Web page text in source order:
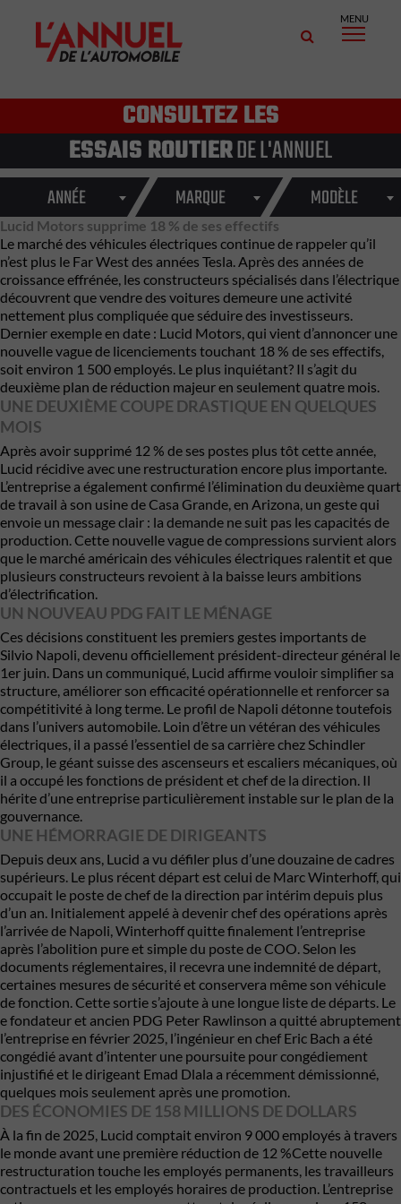
MENU
CONSULTEZ LES
ESSAIS ROUTIERDE L'ANNUEL
ANNÉE MARQUE MODÈLE
Lucid Motors supprime 18 % de ses effectifs
Le marché des véhicules électriques continue de rappeler qu’il
n’est plus le Far West des années Tesla. Après des années de
croissance effrénée, les constructeurs spécialisés dans l’électrique
découvrent que vendre des voitures demeure une activité
nettement plus compliquée que séduire des investisseurs.
Dernier exemple en date : Lucid Motors, qui vient d’annoncer une
nouvelle vague de licenciements touchant 18 % de ses effectifs,
soit environ 1 500 employés. Le plus inquiétant? Il s’agit du
deuxième plan de réduction majeur en seulement quatre mois.
UNE DEUXIÈME COUPE DRASTIQUE EN QUELQUES
MOIS
Après avoir supprimé 12 % de ses postes plus tôt cette année,
Lucid récidive avec une restructuration encore plus importante.
L’entreprise a également confirmé l’élimination du deuxième quart
de travail à son usine de Casa Grande, en Arizona, un geste qui
envoie un message clair : la demande ne suit pas les capacités de
production. Cette nouvelle vague de compressions survient alors
que le marché américain des véhicules électriques ralentit et que
plusieurs constructeurs revoient à la baisse leurs ambitions
d’électrification.
UN NOUVEAU PDG FAIT LE MÉNAGE
Ces décisions constituent les premiers gestes importants de
Silvio Napoli, devenu officiellement président-directeur général le
1er juin. Dans un communiqué, Lucid affirme vouloir simplifier sa
structure, améliorer son efficacité opérationnelle et renforcer sa
compétitivité à long terme. Le profil de Napoli détonne toutefois
dans l’univers automobile. Loin d’être un vétéran des véhicules
électriques, il a passé l’essentiel de sa carrière chez Schindler
Group, le géant suisse des ascenseurs et escaliers mécaniques, où
il a occupé les fonctions de président et chef de la direction. Il
hérite d’une entreprise particulièrement instable sur le plan de la
gouvernance.
UNE HÉMORRAGIE DE DIRIGEANTS
Depuis deux ans, Lucid a vu défiler plus d’une douzaine de cadres
supérieurs. Le plus récent départ est celui de Marc Winterhoff, qui
occupait le poste de chef de la direction par intérim depuis plus
d’un an. Initialement appelé à devenir chef des opérations après
l’arrivée de Napoli, Winterhoff quitte finalement l’entreprise
après l’abolition pure et simple du poste de COO. Selon les
documents réglementaires, il recevra une indemnité de départ,
certaines mesures de sécurité et conservera même son véhicule
de fonction. Cette sortie s’ajoute à une longue liste de départs. Le
e fondateur et ancien PDG Peter Rawlinson a quitté abruptement
l’entreprise en février 2025, l’ingénieur en chef Eric Bach a été
congédié avant d’intenter une poursuite pour congédiement
injustifié et le dirigeant Emad Dlala a récemment démissionné,
quelques mois seulement après une promotion.
DES ÉCONOMIES DE 158 MILLIONS DE DOLLARS
À la fin de 2025, Lucid comptait environ 9 000 employés à travers
le monde avant une première réduction de 12 %Cette nouvelle
restructuration touche les employés permanents, les travailleurs
contractuels et les employés horaires de production. L’entreprise